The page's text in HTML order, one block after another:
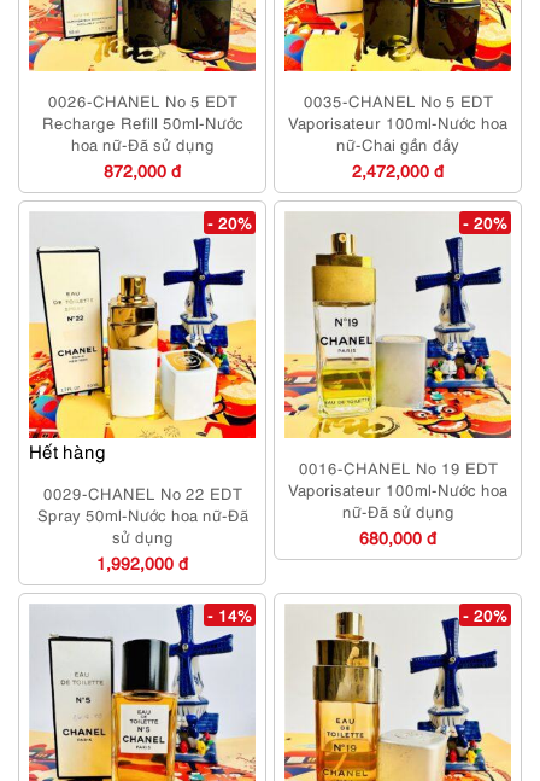
0026-CHANEL No 5 EDT
Recharge Refill 50ml-Nước
hoa nữ-Đã sử dụng
872,000 đ
0035-CHANEL No 5 EDT
Vaporisateur 100ml-Nước hoa
nữ-Chai gần đầy
2,472,000 đ
Hết hàng
- 20%
0029-CHANEL No 22 EDT
Spray 50ml-Nước hoa nữ-Đã
sử dụng
1,992,000 đ
- 20%
0016-CHANEL No 19 EDT
Vaporisateur 100ml-Nước hoa
nữ-Đã sử dụng
680,000 đ
- 14% - 20%